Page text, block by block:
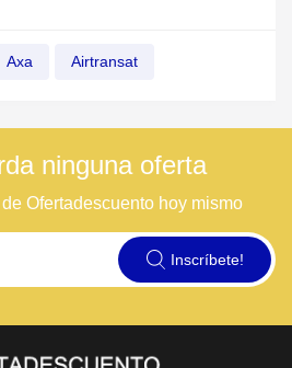
Axa Airtransat
ninguna oferta
Ofertadescuento hoy mismo
Inscríbete!